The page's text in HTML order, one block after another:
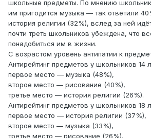
школьные предметы. По мнению
им пригодится музыка — так ответили
история религии (32%), вслед за ней
почти треть школьников убеждена, что
понадобиться им в жизни.
С возрастом уровень антипатии к
Антирейтинг предметов у школьников 14
первое место — музыка (48%),
второе место — рисование (40%),
третье место — история религии (26%).
Антирейтинг предметов у школьников 18
первое место — история религии (37%),
второе место — музыка (33%),
третье место — рисование (26%).